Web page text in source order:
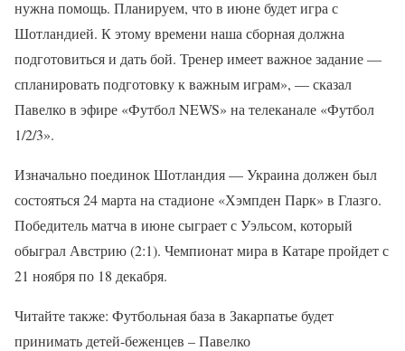
нужна помощь. Планируем, что в июне будет игра с
Шотландией. К этому времени наша сборная должна
подготовиться и дать бой. Тренер имеет важное задание —
спланировать подготовку к важным играм», — сказал
Павелко в эфире «Футбол NEWS» на телеканале «Футбол
1/2/3».
Изначально поединок Шотландия — Украина должен был
состояться 24 марта на стадионе «Хэмпден Парк» в Глазго.
Победитель матча в июне сыграет с Уэльсом, который
обыграл Австрию (2:1). Чемпионат мира в Катаре пройдет с
21 ноября по 18 декабря.
Читайте также: Футбольная база в Закарпатье будет
принимать детей-беженцев – Павелко